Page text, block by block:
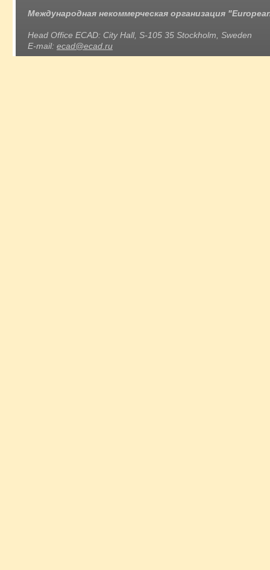
Международная некоммерческая организация
Head Office ECAD: City Hall, S-105 35 Stockholm, Sweden
E-mail: ecad@ecad.ru